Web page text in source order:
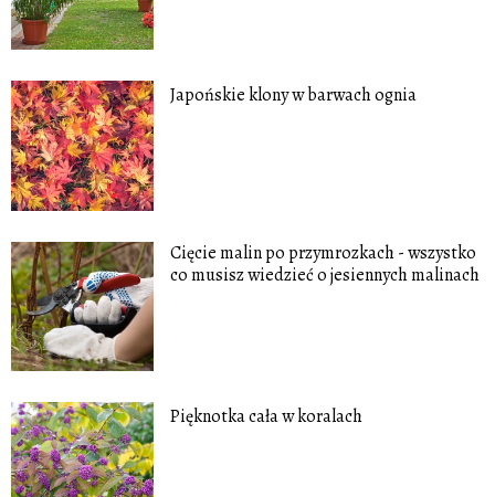
Japońskie klony w barwach ognia
Cięcie malin po przymrozkach - wszystko
co musisz wiedzieć o jesiennych malinach
Pięknotka cała w koralach